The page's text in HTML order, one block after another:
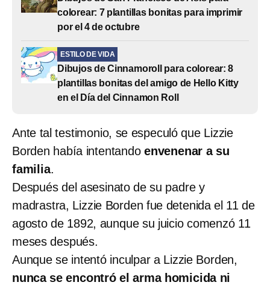
colorear: 7 plantillas bonitas para imprimir
por el 4 de octubre
ESTILO DE VIDA
Dibujos de Cinnamoroll para colorear: 8
plantillas bonitas del amigo de Hello Kitty
en el Día del Cinnamon Roll
Ante tal testimonio, se especuló que Lizzie
Borden había intentandoenvenenar a su
familia.
Después del asesinato de su padre y
madrastra, Lizzie Borden fue detenida el 11 de
agosto de 1892, aunque su juicio comenzó 11
meses después.
Aunque se intentó inculpar a Lizzie Borden,
nunca se encontró el arma homicida ni